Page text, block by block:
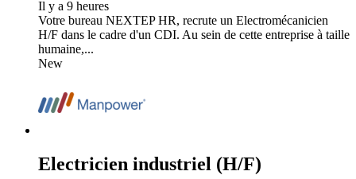
Il y a 9 heures
Votre bureau NEXTEP HR, recrute un Electromécanicien
H/F dans le cadre d'un CDI. Au sein de cette entreprise à taille
humaine,...
New
Electricien industriel (H/F)